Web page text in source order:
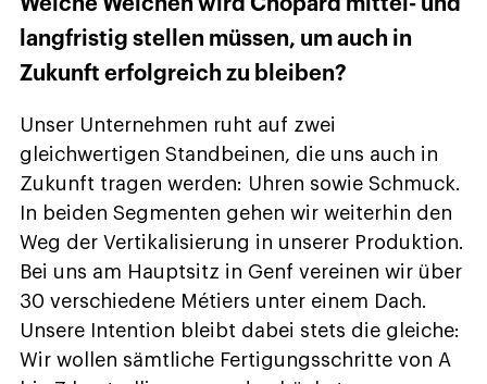
Welche Weichen wird Chopard mittel- und
langfristig stellen müssen, um auch in
Zukunft erfolgreich zu bleiben?
Unser Unternehmen ruht auf zwei
gleichwertigen Standbeinen, die uns auch in
Zukunft tragen werden: Uhren sowie Schmuck.
In beiden Segmenten gehen wir weiterhin den
Weg der Vertikalisierung in unserer Produktion.
Bei uns am Hauptsitz in Genf vereinen wir über
30 verschiedene Métiers unter einem Dach.
Unsere Intention bleibt dabei stets die gleiche:
Wir wollen sämtliche Fertigungsschritte von A